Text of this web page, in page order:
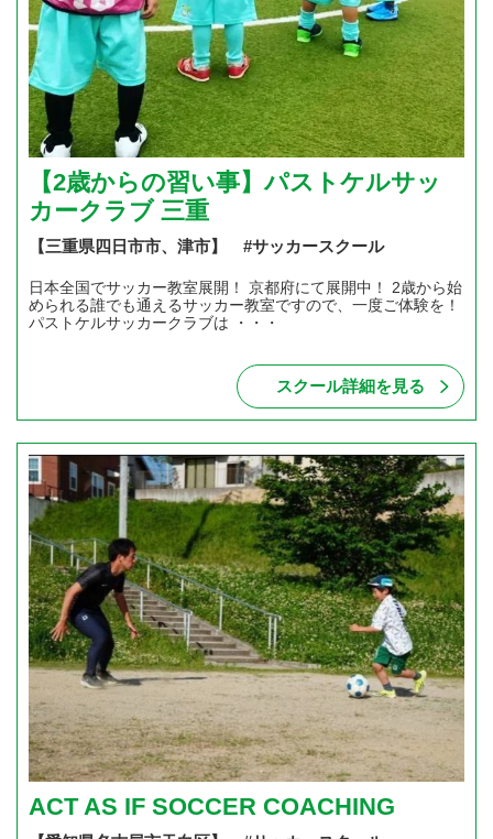
【2歳からの習い事】パストケルサッ
カークラブ 三重
【三重県四日市市、津市】 #サッカースクール
日本全国でサッカー教室展開！ 京都府にて展開中！ 2歳から始
められる誰でも通えるサッカー教室ですので、一度ご体験を！
パストケルサッカークラブは ・・・
スクール詳細を見る
ACT AS IF SOCCER COACHING